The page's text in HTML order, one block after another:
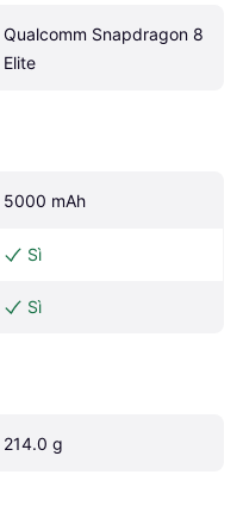
Qualcomm Snapdragon 8
Elite
5000 mAh
Sì
Sì
214.0 g